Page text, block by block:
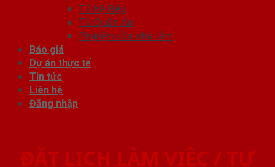
Tủ Kệ Bếp
Tủ Quần Áo
Phụ kiện cửa nhà tắm
Báo giá
Dự án thực tế
Tin tức
Liên hệ
Đăng nhập
ĐẶT LỊCH LÀM VIỆC / TƯ